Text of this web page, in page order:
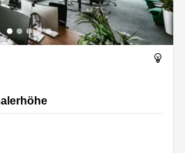
Schwanthalerhöhe